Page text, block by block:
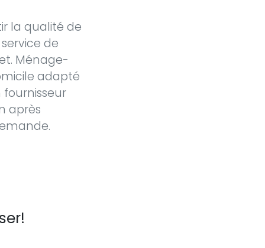
la qualité de
de
Ménage-
adapté
après